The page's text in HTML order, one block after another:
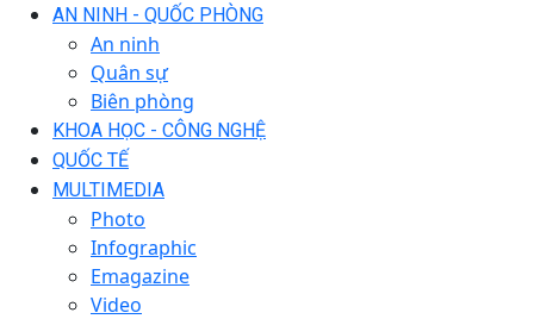
AN NINH - QUỐC PHÒNG
An ninh
Quân sự
Biên phòng
KHOA HỌC - CÔNG NGHỆ
QUỐC TẾ
MULTIMEDIA
Photo
Infographic
Emagazine
Video